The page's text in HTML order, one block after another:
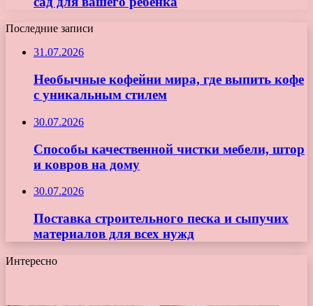
Последние записи
31.07.2026
Необычные кофейни мира, где выпить кофе
с уникальным стилем
30.07.2026
Способы качественной чистки мебели, штор
и ковров на дому
30.07.2026
Поставка строительного песка и сыпучих
материалов для всех нужд
Интересно